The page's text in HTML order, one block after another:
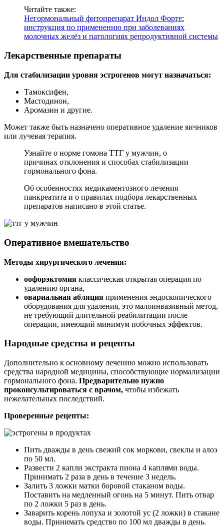
Читайте также:
Негормональный фитопрепарат Индол Форте:
инструкция по применению при заболеваниях
молочных желёз и патологиях репродуктивной системы
Лекарственные препараты
Для стабилизации уровня эстрогенов могут назначаться:
Тамоксифен,
Мастодинон,
Аромазин и другие.
Может также быть назначено оперативное удаление яичников
или лучевая терапия.
Узнайте о норме гомона ТТГ у мужчин, о
причинах отклонения и способах стабилизации
гормонального фона.
Об особенностях медикаментозного лечения
панкреатита и о правилах подбора лекарственных
препаратов написано в этой статье.
Оперативное вмешательство
Методы хирургического лечения:
оофорэктомия классическая открытая операция по
удалению органа,
овариальная абляция применения эндоскопического
оборудования для удаления, это малоинвазивный метод,
не требующий длительной реабилитации после
операции, имеющий минимум побочных эффектов.
Народные средства и рецепты
Дополнительно к основному лечению можно использовать
средства народной медицины, способствующие нормализации
гормонального фона. Предварительно нужно
проконсультироваться с врачом, чтобы избежать
нежелательных последствий.
Проверенные рецепты:
Пить дважды в день свежий сок моркови, свеклы и алоэ
по 50 мл.
Развести 2 капли экстракта пиона 4 каплями воды.
Принимать 2 раза в день в течение 3 недель.
Залить 3 ложки матки боровой стаканом воды.
Поставить на медленный огонь на 5 минут. Пить отвар
по 2 ложки 5 раз в день.
Заварить корень лопуха и золотой ус (2 ложки) в стакане
воды. Принимать средство по 100 мл дважды в день.